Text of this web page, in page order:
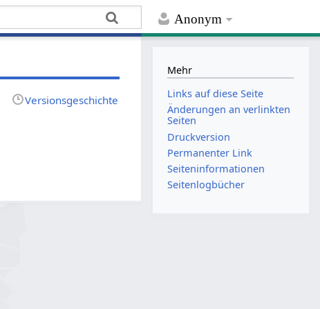
Anonym
Versionsgeschichte
Mehr
Links auf diese Seite
Änderungen an verlinkten
Seiten
Druckversion
Permanenter Link
Seiten­­informationen
Seitenlogbücher